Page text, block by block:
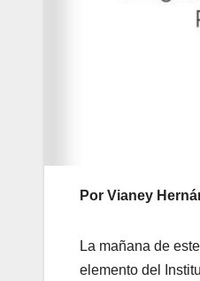
Por Vianey
La mañana de
elemento del